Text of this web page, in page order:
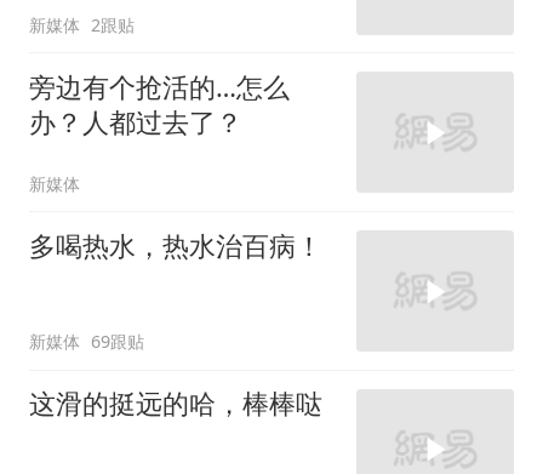
新媒体 2跟贴
旁边有个抢活的…怎么
办？人都过去了？
新媒体
多喝热水，热水治百病！
新媒体 69跟贴
这滑的挺远的哈，棒棒哒